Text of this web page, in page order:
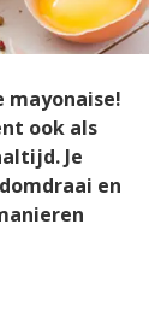
mayonaise!
ook als
Je
en